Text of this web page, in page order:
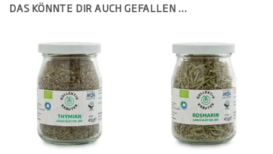
DAS KÖNNTE DIR AUCH GEFALLEN …